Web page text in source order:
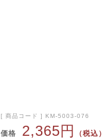
[ 商品コード ] KM-5003-076
価格 2,365円 （税込）